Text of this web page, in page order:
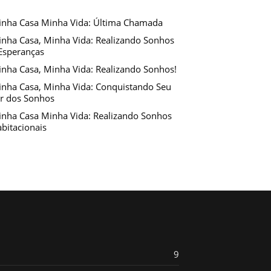
Casa Minha Vida: Última Chamada
Casa, Minha Vida: Realizando Sonhos
Casa, Minha Vida: Realizando Sonhos!
Casa, Minha Vida: Conquistando Seu
dos Sonhos
Casa Minha Vida: Realizando Sonhos
9